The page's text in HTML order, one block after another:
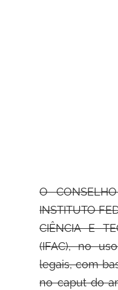
O
INSTITUTO
CIÊNCIA E
(IFAC), no
legais, com
no caput do